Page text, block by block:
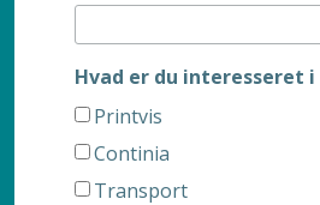
Hvad er du interesseret
Printvis
Continia
Transport